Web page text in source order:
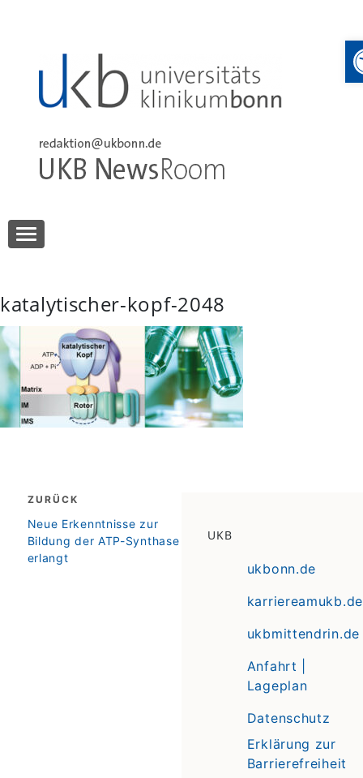
UKB NewsRoom
katalytischer-kopf-2048
Beitragsnavigation
ZURÜCK
zurück
Neue Erkenntnisse zur
Bildung der ATP-Synthase
erlangt
UKB
ukbonn.de
karriereamukb.de
ukbmittendrin.de
Anfahrt |
Lageplan
Datenschutz
Erklärung zur
Barrierefreiheit